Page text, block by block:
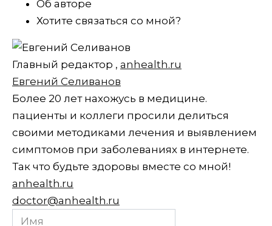
Об авторе
Хотите связаться со мной?
Главный редактор , anhealth.ru
Евгений Селиванов
Более 20 лет нахожусь в медицине.
пациенты и коллеги просили делиться
своими методиками лечения и выявлением
симптомов при заболеваниях в интернете.
Так что будьте здоровы вместе со мной!
anhealth.ru
doctor@anhealth.ru